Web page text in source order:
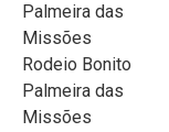
Palmeira das
Missões
Rodeio Bonito
Palmeira das
Missões